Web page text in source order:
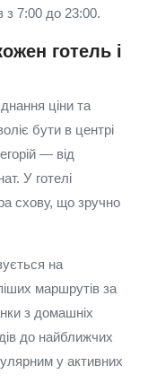
з 7:00 до 23:00.
готель і
ціни та
бути в центрі
— від
У готелі
схову, що зручно
на
маршрутів за
з домашніх
до найближчих
у активних